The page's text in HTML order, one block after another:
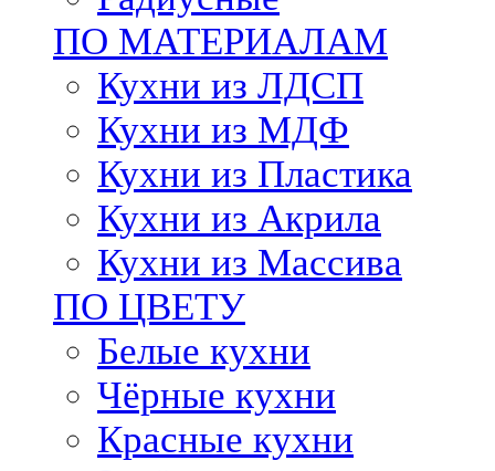
ПО МАТЕРИАЛАМ
Кухни из ЛДСП
Кухни из МДФ
Кухни из Пластика
Кухни из Акрила
Кухни из Массива
ПО ЦВЕТУ
Белые кухни
Чёрные кухни
Красные кухни